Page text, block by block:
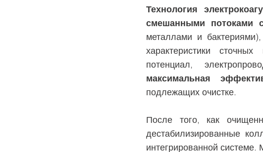
Технология
смешанными потоками
металлами и
характеристики
потенциал,
максимальная
подлежащих очистке.
После того, как
дестабилизированные
интегрированной